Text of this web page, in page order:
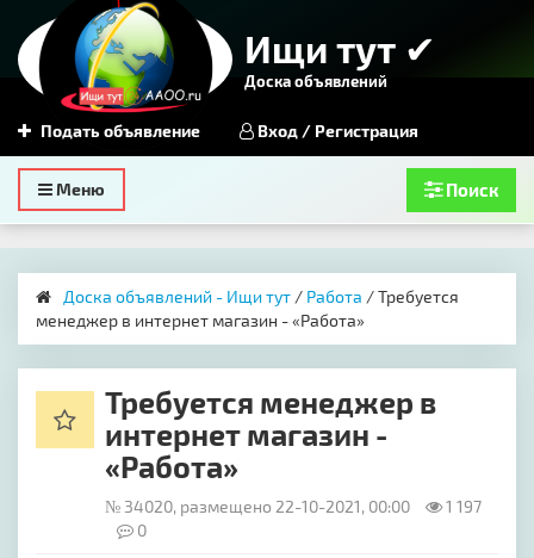
Ищи тут ✔
Доска объявлений
Подать объявление Вход / Регистрация
Toggle
navigation
Меню Поиск
Доска объявлений - Ищи тут / Работа / Требуется
менеджер в интернет магазин - «Работа»
Требуется менеджер в
интернет магазин -
«Работа»
№ 34020, размещено 22-10-2021, 00:00
1 197
0